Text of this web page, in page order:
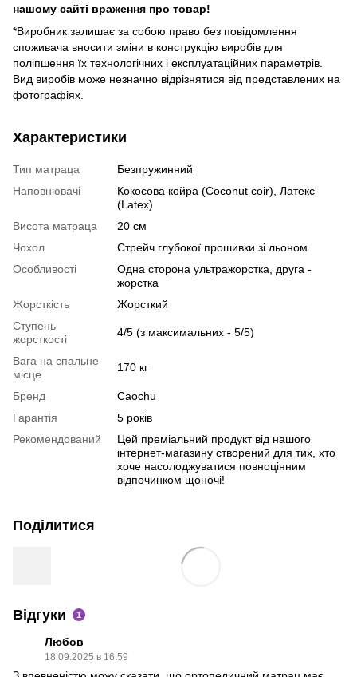
нашому сайті враження про товар!
*Виробник залишає за собою право без повідомлення
споживача вносити зміни в конструкцію виробів для
поліпшення їх технологічних і експлуатаційних параметрів.
Вид виробів може незначно відрізнятися від представлених на
фотографіях.
Характеристики
Тип матраца
Безпружинний
Наповнювачі
Кокосова койра (Coconut coir), Латекс
(Latex)
Висота матраца
20 см
Чохол
Стрейч глубокої прошивки зі льоном
Особливості
Одна сторона ультражорстка, друга -
жорстка
Жорсткість
Жорсткий
Ступень
жорсткості
4/5 (з максимальних - 5/5)
Вага на спальне
місце
170 кг
Бренд
Caochu
Гарантія
5 років
Рекомендований
Цей преміальний продукт від нашого
інтернет-магазину створений для тих, хто
хоче насолоджуватися повноцінним
відпочинком щоночі!
Поділитися
Відгуки 1
Любов
18.09.2025 в 16:59